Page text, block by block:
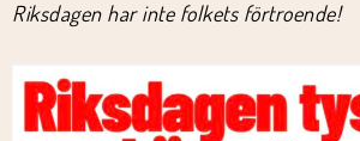
Riksdagen har inte folkets förtroende!